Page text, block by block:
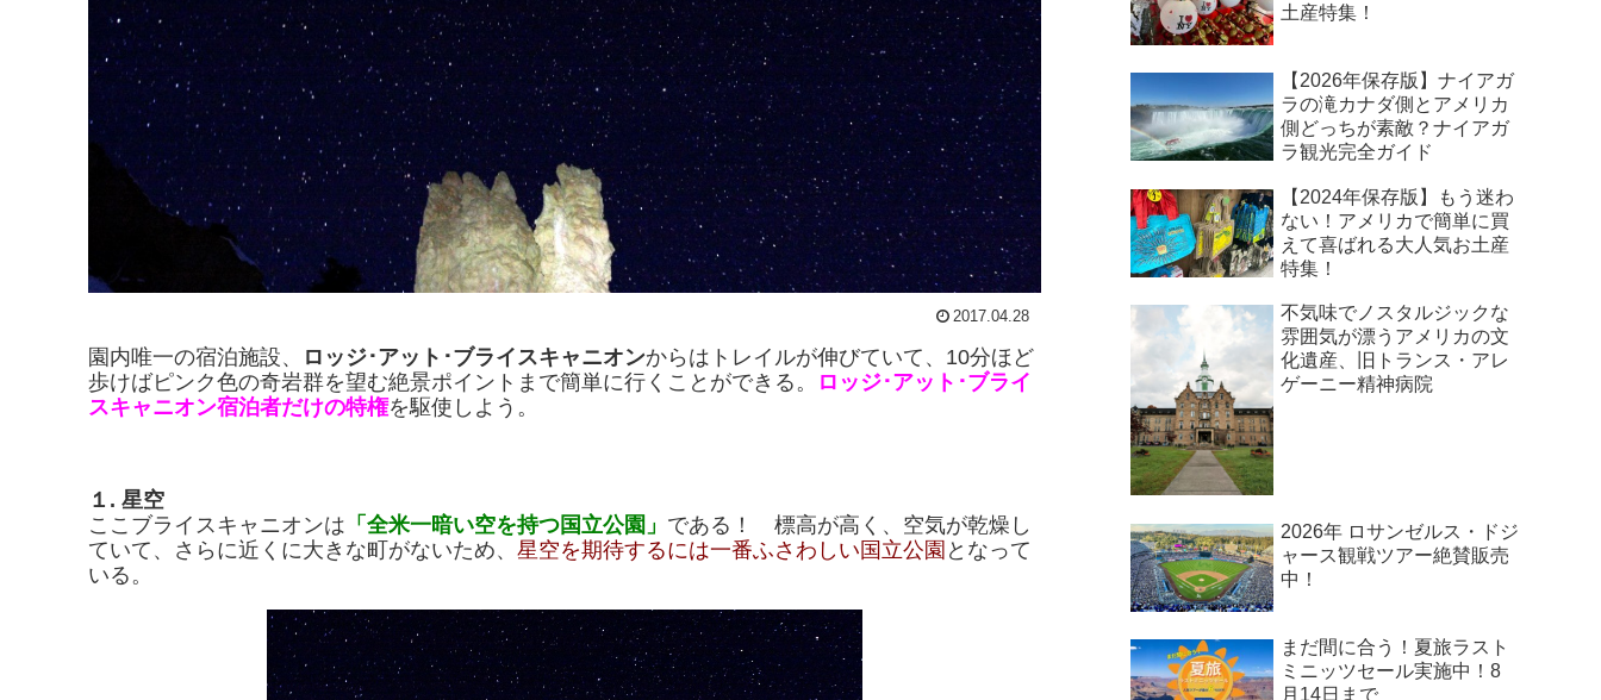
2017.04.28
園内唯一の宿泊施設、 ロッジ･アット･ブライスキャニオンからはトレイルが伸びていて、10分ほど
歩けばピンク色の奇岩群を望む絶景ポイントまで簡単に行くことができる。
ロッジ･アット･ブライ
スキャニオン宿泊者だけの特権を駆使しよう。
１. 星空
ここブライスキャニオンは 「全米一暗い空を持つ国立公園」 である！ 標高が高く、空気が乾燥し
ていて、さらに近くに大きな町がないため、 星空を期待するには一番ふさわしい国立公園 となって
いる。
土産特集！
【2026年保存版】ナイアガ
ラの滝カナダ側とアメリカ
側どっちが素敵？ナイアガ
ラ観光完全ガイド
【2024年保存版】もう迷わ
ない！アメリカで簡単に買
えて喜ばれる大人気お土産
特集！
不気味でノスタルジックな
雰囲気が漂うアメリカの文
化遺産、旧トランス・アレ
ゲーニー精神病院
2026年 ロサンゼルス・ドジ
ャース観戦ツアー絶賛販売
中！
まだ間に合う！夏旅ラスト
ミニッツセール実施中！8
月14日まで